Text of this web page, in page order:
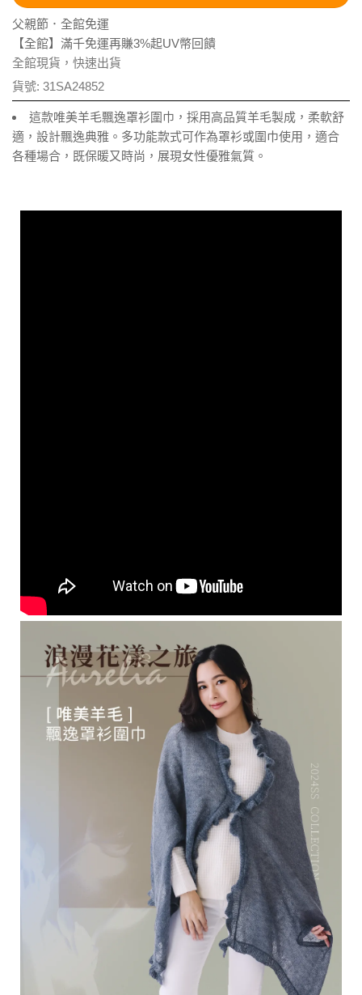
父親節．全館免運
【全館】滿千免運再賺3%起UV幣回饋
全館現貨，快速出貨
貨號: 31SA24852
這款唯美羊毛飄逸罩衫圍巾，採用高品質羊毛製成，柔軟舒
適，設計飄逸典雅。多功能款式可作為罩衫或圍巾使用，適合
各種場合，既保暖又時尚，展現女性優雅氣質。